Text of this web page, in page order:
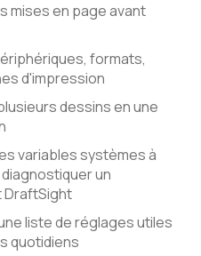
mises en page avant
formats,
d'impression
dessins en une
variables systèmes à
un
liste de réglages utiles
quotidiens